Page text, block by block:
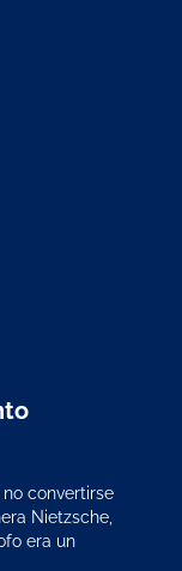
convertirse
Nietzsche,
era un